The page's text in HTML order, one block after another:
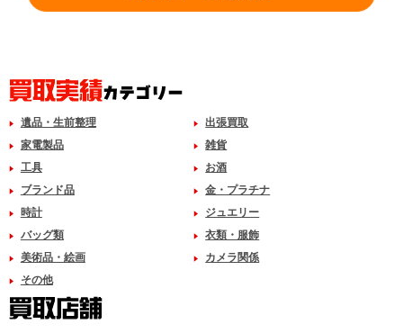
遺品・生前整理
出張買取
家電製品
雑貨
工具
お酒
ブランド品
金・プラチナ
時計
ジュエリー
バッグ類
衣類・服飾
美術品・絵画
カメラ関係
その他